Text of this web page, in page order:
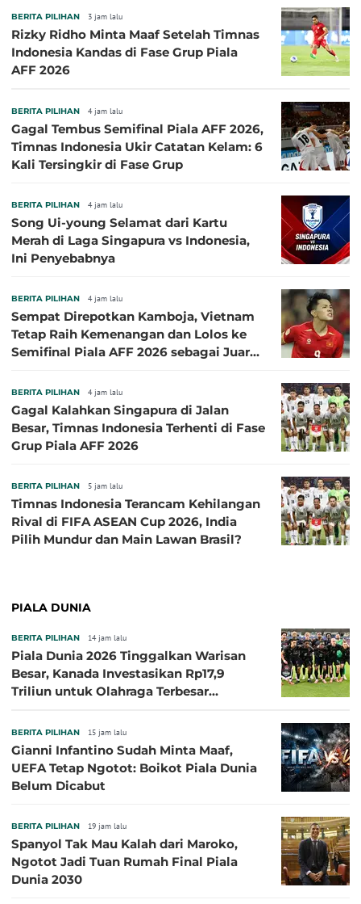
BERITA PILIHAN 3 jam lalu
Rizky Ridho Minta Maaf Setelah Timnas
Indonesia Kandas di Fase Grup Piala
AFF 2026
BERITA PILIHAN 4 jam lalu
Gagal Tembus Semifinal Piala AFF 2026,
Timnas Indonesia Ukir Catatan Kelam: 6
Kali Tersingkir di Fase Grup
BERITA PILIHAN 4 jam lalu
Song Ui-young Selamat dari Kartu
Merah di Laga Singapura vs Indonesia,
Ini Penyebabnya
BERITA PILIHAN 4 jam lalu
Sempat Direpotkan Kamboja, Vietnam
Tetap Raih Kemenangan dan Lolos ke
Semifinal Piala AFF 2026 sebagai Juara
BERITA PILIHAN 4 jam lalu
Gagal Kalahkan Singapura di Jalan
Besar, Timnas Indonesia Terhenti di Fase
Grup Piala AFF 2026
BERITA PILIHAN 5 jam lalu
Timnas Indonesia Terancam Kehilangan
Rival di FIFA ASEAN Cup 2026, India
Pilih Mundur dan Main Lawan Brasil?
PIALA DUNIA
BERITA PILIHAN 14 jam lalu
Piala Dunia 2026 Tinggalkan Warisan
Besar, Kanada Investasikan Rp17,9
Triliun untuk Olahraga Terbesar
BERITA PILIHAN 15 jam lalu
Gianni Infantino Sudah Minta Maaf,
UEFA Tetap Ngotot: Boikot Piala Dunia
Belum Dicabut
BERITA PILIHAN 19 jam lalu
Spanyol Tak Mau Kalah dari Maroko,
Ngotot Jadi Tuan Rumah Final Piala
Dunia 2030